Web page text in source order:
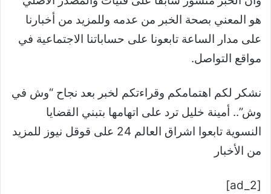
هو المعني بصحة الخبر من عدمه وللمزيد من أخبارنا
على مدار الساعة تابعونا على حساباتنا الاجتماعية في
مواقع التواصل.
نشكر لكم اهتمامكم وقراءتكم لخبر بعد نجاح “وش في
وش”.. أمينة خليل ترد على اتهامها بتبني القضايا
النسوية تابعوا اشراق العالم 24 على قوقل نيوز للمزيد
من الأخبار
[ad_2]